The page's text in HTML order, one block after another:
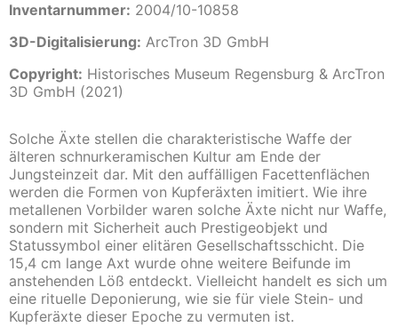
Inventarnummer: 2004/10-10858
3D-Digitalisierung: ArcTron 3D GmbH
Copyright: Historisches Museum Regensburg & ArcTron
3D GmbH (2021)
Solche Äxte stellen die charakteristische Waffe der
älteren schnurkeramischen Kultur am Ende der
Jungsteinzeit dar. Mit den auffälligen Facettenflächen
werden die Formen von Kupferäxten imitiert. Wie ihre
metallenen Vorbilder waren solche Äxte nicht nur Waffe,
sondern mit Sicherheit auch Prestigeobjekt und
Statussymbol einer elitären Gesellschaftsschicht. Die
15,4 cm lange Axt wurde ohne weitere Beifunde im
anstehenden Löß entdeckt. Vielleicht handelt es sich um
eine rituelle Deponierung, wie sie für viele Stein- und
Kupferäxte dieser Epoche zu vermuten ist.